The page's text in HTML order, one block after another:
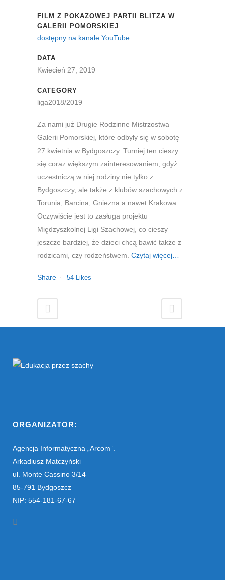
FILM Z POKAZOWEJ PARTII BLITZA W
GALERII POMORSKIEJ
dostępny na kanale YouTube
DATA
Kwiecień 27, 2019
CATEGORY
liga2018/2019
Za nami już Drugie Rodzinne Mistrzostwa
Galerii Pomorskiej, które odbyły się w sobotę
27 kwietnia w Bydgoszczy. Turniej ten cieszy
się coraz większym zainteresowaniem, gdyż
uczestniczą w niej rodziny nie tylko z
Bydgoszczy, ale także z klubów szachowych z
Torunia, Barcina, Gniezna a nawet Krakowa.
Oczywiście jest to zasługa projektu
Międzyszkolnej Ligi Szachowej, co cieszy
jeszcze bardziej, że dzieci chcą bawić także z
rodzicami, czy rodzeństwem. Czytaj więcej…
Share 54 Likes
ORGANIZATOR:
Agencja Informatyczna „Arcom”.
Arkadiusz Matczyński
ul. Monte Cassino 3/14
85-791 Bydgoszcz
NIP: 554-181-67-67